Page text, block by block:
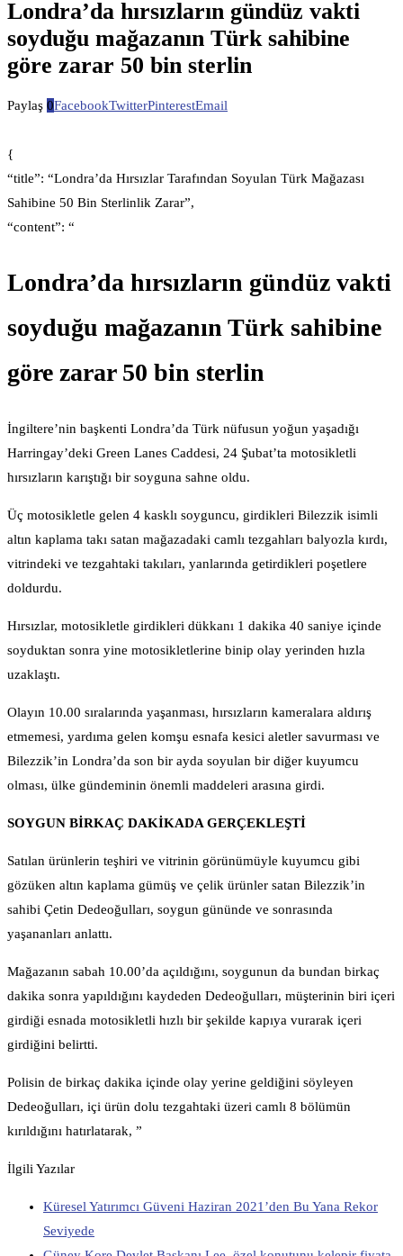
Londra’da hırsızların gündüz vakti
soyduğu mağazanın Türk sahibine
göre zarar 50 bin sterlin
Paylaş 0FacebookTwitterPinterestEmail
{
“title”: “Londra’da Hırsızlar Tarafından Soyulan Türk Mağazası
Sahibine 50 Bin Sterlinlik Zarar”,
“content”: “
Londra’da hırsızların gündüz vakti
soyduğu mağazanın Türk sahibine
göre zarar 50 bin sterlin
İngiltere’nin başkenti Londra’da Türk nüfusun yoğun yaşadığı
Harringay’deki Green Lanes Caddesi, 24 Şubat’ta motosikletli
hırsızların karıştığı bir soyguna sahne oldu.
Üç motosikletle gelen 4 kasklı soyguncu, girdikleri Bilezzik isimli
altın kaplama takı satan mağazadaki camlı tezgahları balyozla kırdı,
vitrindeki ve tezgahtaki takıları, yanlarında getirdikleri poşetlere
doldurdu.
Hırsızlar, motosikletle girdikleri dükkanı 1 dakika 40 saniye içinde
soyduktan sonra yine motosikletlerine binip olay yerinden hızla
uzaklaştı.
Olayın 10.00 sıralarında yaşanması, hırsızların kameralara aldırış
etmemesi, yardıma gelen komşu esnafa kesici aletler savurması ve
Bilezzik’in Londra’da son bir ayda soyulan bir diğer kuyumcu
olması, ülke gündeminin önemli maddeleri arasına girdi.
SOYGUN BİRKAÇ DAKİKADA GERÇEKLEŞTİ
Satılan ürünlerin teşhiri ve vitrinin görünümüyle kuyumcu gibi
gözüken altın kaplama gümüş ve çelik ürünler satan Bilezzik’in
sahibi Çetin Dedeoğulları, soygun gününde ve sonrasında
yaşananları anlattı.
Mağazanın sabah 10.00’da açıldığını, soygunun da bundan birkaç
dakika sonra yapıldığını kaydeden Dedeoğulları, müşterinin biri içeri
girdiği esnada motosikletli hızlı bir şekilde kapıya vurarak içeri
girdiğini belirtti.
Polisin de birkaç dakika içinde olay yerine geldiğini söyleyen
Dedeoğulları, içi ürün dolu tezgahtaki üzeri camlı 8 bölümün
kırıldığını hatırlatarak, ”
İlgili Yazılar
Küresel Yatırımcı Güveni Haziran 2021’den Bu Yana Rekor
Seviyede